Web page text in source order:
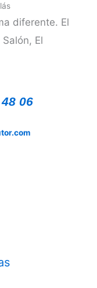
diferente. El
El
06